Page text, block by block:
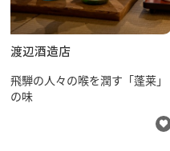
コラム
モデルコース
スポット
体験
渡辺酒造店
飛騨の人々の喉を潤す「蓬莱」
の味